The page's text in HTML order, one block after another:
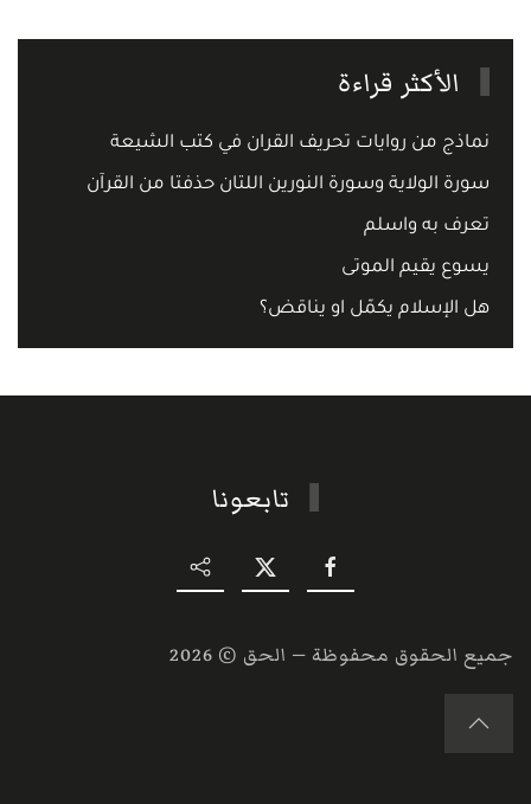
الأكثر قراءة
نماذج من روايات تحريف القران في كتب الشيعة
سورة الولاية وسورة النورين اللتان حذفتا من القرآن
تعرف به واسلم
يسوع يقيم الموتى
هل الإسلام يكمّل او يناقض؟
تابعونا
جميع الحقوق محفوظة — الحق © 2026